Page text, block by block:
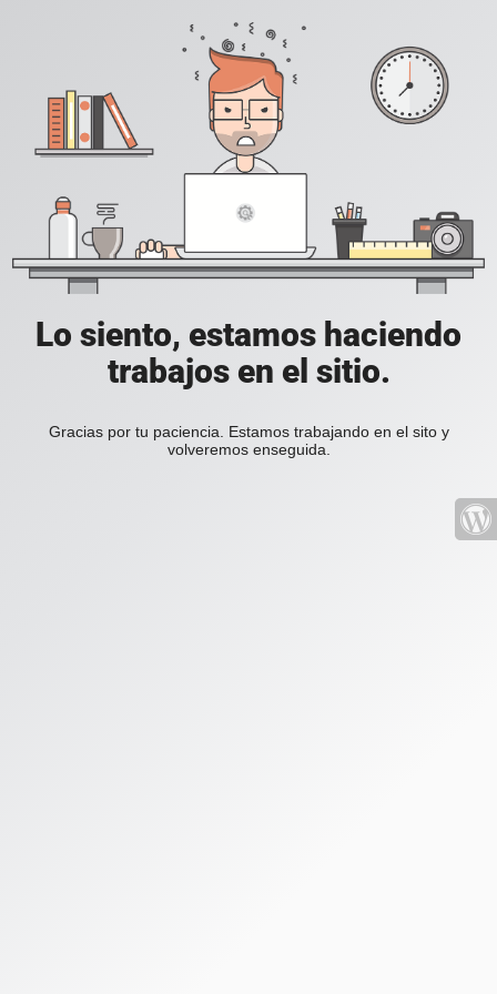
Lo siento, estamos haciendo
trabajos en el sitio.
Gracias por tu paciencia. Estamos trabajando en el sito y
volveremos enseguida.